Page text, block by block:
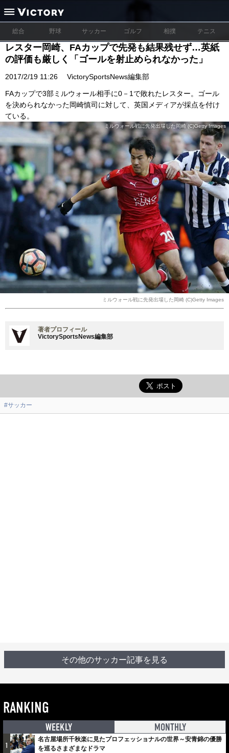
総合 野球 サッカー ゴルフ 相撲 テニス
レスター岡崎、FAカップで先発も結果残せず…英紙
の評価も厳しく「ゴールを射止められなかった」
2017/2/19 11:26 VictorySportsNews編集部
FAカップで3部ミルウォール相手に0－1で敗れたレスター。ゴール
を決められなかった岡崎慎司に対して、英国メディアが採点を付け
ている。
ミルウォール戦に先発出場した岡崎 (C)Getty Images
ミルウォール戦に先発出場した岡崎 (C)Getty Images
著者プロフィール
VictorySportsNews編集部
#サッカー
その他のサッカー記事を見る
RANKING
WEEKLY MONTHLY
1
名古屋場所千秋楽に見たプロフェッショナルの世界～安青錦の優勝
を巡るさまざまなドラマ